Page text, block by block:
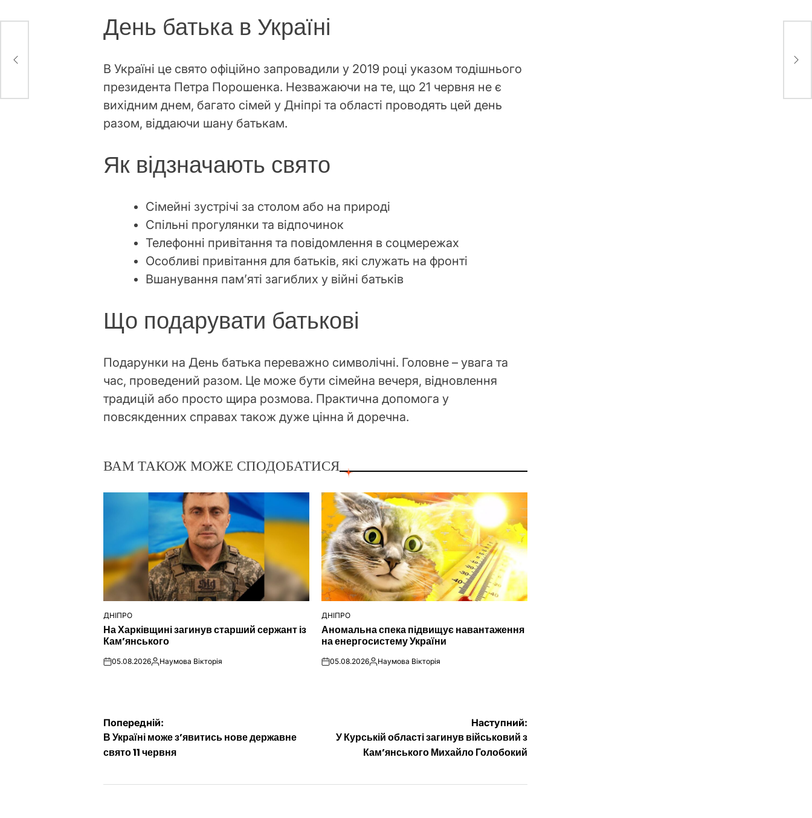
День батька в Україні
В Україні це свято офіційно запровадили у 2019 році указом тодішнього
президента Петра Порошенка. Незважаючи на те, що 21 червня не є
вихідним днем, багато сімей у Дніпрі та області проводять цей день
разом, віддаючи шану батькам.
Як відзначають свято
Сімейні зустрічі за столом або на природі
Спільні прогулянки та відпочинок
Телефонні привітання та повідомлення в соцмережах
Особливі привітання для батьків, які служать на фронті
Вшанування пам’яті загиблих у війні батьків
Що подарувати батькові
Подарунки на День батька переважно символічні. Головне – увага та
час, проведений разом. Це може бути сімейна вечеря, відновлення
традицій або просто щира розмова. Практична допомога у
повсякденних справах також дуже цінна й доречна.
ВАМ ТАКОЖ МОЖЕ СПОДОБАТИСЯ
ОПУБЛІКУВАТИ
У
ДНІПРО
На Харківщині загинув старший сержант із
Кам’янського
on05.08.2026Опубліковано
Наумова Вікторія
ОПУБЛІКУВАТИ
У
ДНІПРО
Аномальна спека підвищує навантаження
на енергосистему України
on05.08.2026Опубліковано
Наумова Вікторія
Навігація
записів
Попередній:
В Україні може з’явитись нове державне
свято 11 червня
Наступний:
У Курській області загинув військовий з
Кам’янського Михайло Голобокий